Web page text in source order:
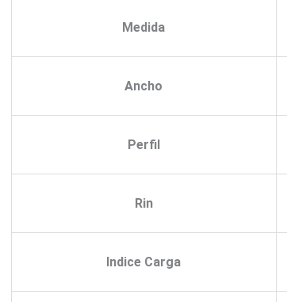
Medida
Ancho
Perfil
Rin
Indice Carga